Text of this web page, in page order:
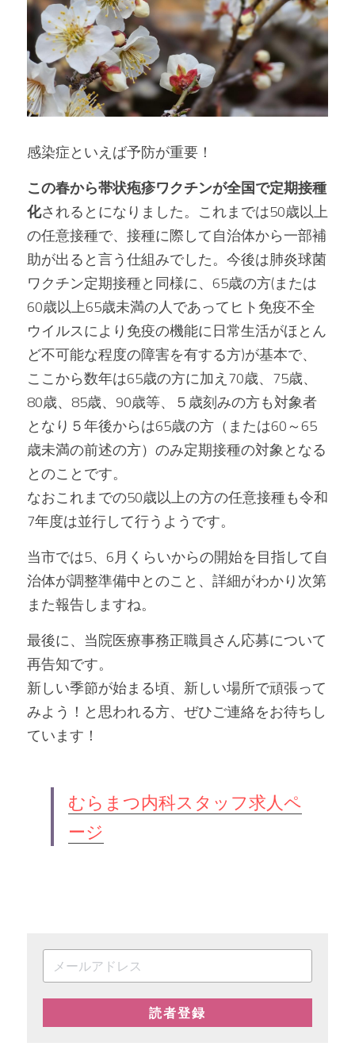
感染症といえば予防が重要！
この春から帯状疱疹ワクチンが全国で定期接種
化されるとになりました。これまでは50歳以上
の任意接種で、接種に際して自治体から一部補
助が出ると言う仕組みでした。今後は肺炎球菌
ワクチン定期接種と同様に、65歳の方(または
60歳以上65歳未満の人であってヒト免疫不全
ウイルスにより免疫の機能に日常生活がほとん
ど不可能な程度の障害を有する方)が基本で、
ここから数年は65歳の方に加え70歳、75歳、
80歳、85歳、90歳等、５歳刻みの方も対象者
となり５年後からは65歳の方（または60～65
歳未満の前述の方）のみ定期接種の対象となる
とのことです。
なおこれまでの50歳以上の方の任意接種も令和
7年度は並行して行うようです。
当市では5、6月くらいからの開始を目指して自
治体が調整準備中とのこと、詳細がわかり次第
また報告しますね。
最後に、当院医療事務正職員さん応募について
再告知です。
新しい季節が始まる頃、新しい場所で頑張って
みよう！と思われる方、ぜひご連絡をお待ちし
ています！
むらまつ内科スタッフ求人ペ
ージ
読者登録